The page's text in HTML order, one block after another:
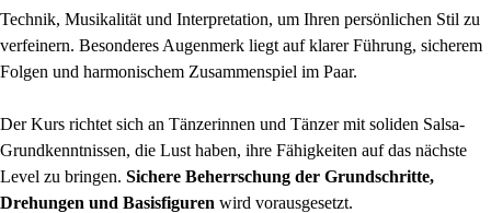
Technik, Musikalität und Interpretation, um Ihren persönlichen Stil zu
verfeinern. Besonderes Augenmerk liegt auf klarer Führung, sicherem
Folgen und harmonischem Zusammenspiel im Paar.
Der Kurs richtet sich an Tänzerinnen und Tänzer mit soliden Salsa-
Grundkenntnissen, die Lust haben, ihre Fähigkeiten auf das nächste
Level zu bringen. Sichere Beherrschung der Grundschritte,
Drehungen und Basisfiguren wird vorausgesetzt.